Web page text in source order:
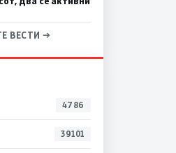
ВЕСТИ →
4786
39101